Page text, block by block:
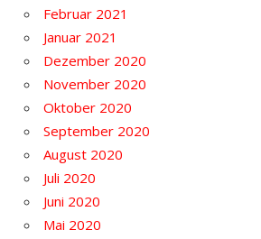
Februar 2021
Januar 2021
Dezember 2020
November 2020
Oktober 2020
September 2020
August 2020
Juli 2020
Juni 2020
Mai 2020